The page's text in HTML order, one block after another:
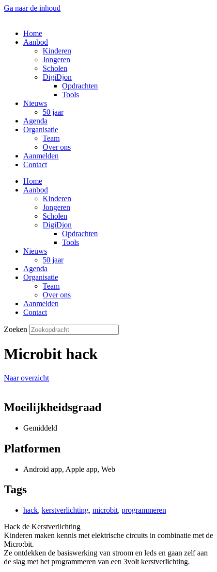
Ga naar de inhoud
Home
Aanbod
Kinderen
Jongeren
Scholen
DigiDjon
Opdrachten
Tools
Nieuws
50 jaar
Agenda
Organisatie
Team
Over ons
Aanmelden
Contact
Home
Aanbod
Kinderen
Jongeren
Scholen
DigiDjon
Opdrachten
Tools
Nieuws
50 jaar
Agenda
Organisatie
Team
Over ons
Aanmelden
Contact
Zoeken
Microbit hack
Naar overzicht
Moeilijkheidsgraad
Gemiddeld
Platformen
Android app, Apple app, Web
Tags
hack, kerstverlichting, microbit, programmeren
Hack de Kerstverlichting
Kinderen maken kennis met elektrische circuits in combinatie met de
Micro:bit.
Ze ontdekken de basiswerking van stroom en leds en gaan zelf aan
de slag met het programmeren van een 3volt kerstverlichting.